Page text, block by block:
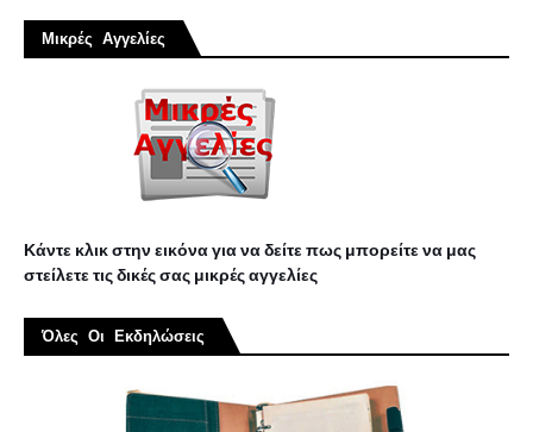
Μικρές Αγγελίες
Κάντε κλικ στην εικόνα για να δείτε πως μπορείτε να μας
στείλετε τις δικές σας μικρές αγγελίες
Όλες Οι Εκδηλώσεις